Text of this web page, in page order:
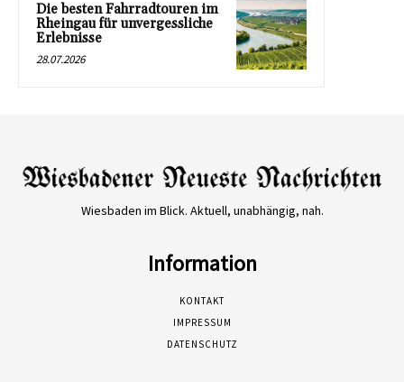
Die besten Fahrradtouren im
Rheingau für unvergessliche
Erlebnisse
28.07.2026
Wiesbaden im Blick. Aktuell, unabhängig, nah.
Information
KONTAKT
IMPRESSUM
DATENSCHUTZ